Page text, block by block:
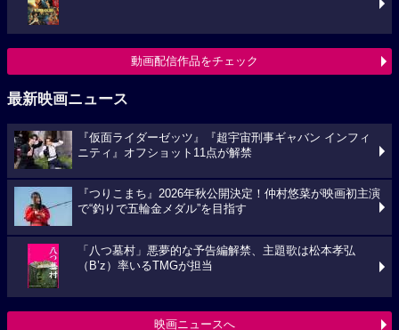
動画配信作品をチェック
最新映画ニュース
『仮面ライダーゼッツ』『超宇宙刑事ギャバン インフィ
ニティ』オフショット11点が解禁
『つりこまち』2026年秋公開決定！仲村悠菜が映画初主演
で“釣りで五輪金メダル”を目指す
「八つ墓村」悪夢的な予告編解禁、主題歌は松本孝弘
（B’z）率いるTMGが担当
映画ニュースへ